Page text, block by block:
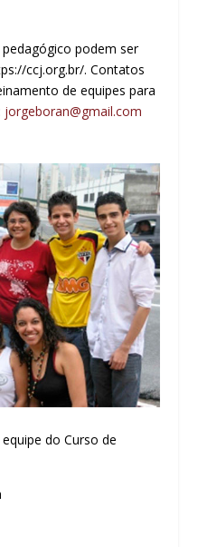
podem ser
ccj.org.br/. Contatos
de equipes para
jorgeboran@gmail.com
do Curso de